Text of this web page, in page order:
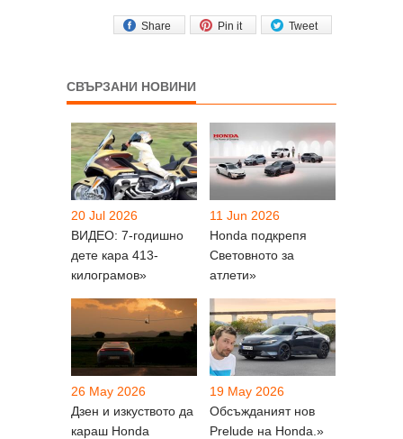
Tweet
Pin it
Share
СВЪРЗАНИ НОВИНИ
20 Jul 2026
ВИДЕО: 7-годишно
дете кара 413-
килограмов»
11 Jun 2026
Honda подкрепя
Световното за
атлети»
26 May 2026
Дзен и изкуството да
караш Honda
19 May 2026
Обсъжданият нов
Prelude на Honda.»